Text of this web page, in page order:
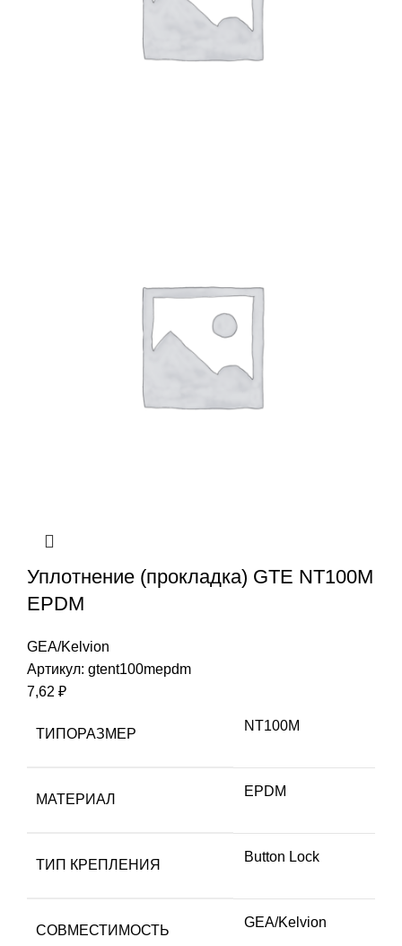
Уплотнение (прокладка) GTE NT100M
EPDM
GEA/Kelvion
Артикул: gtent100mepdm
7,62 ₽
ТИПОРАЗМЕР
NT100M
МАТЕРИАЛ
EPDM
ТИП КРЕПЛЕНИЯ
Button Lock
СОВМЕСТИМОСТЬ
GEA/Kelvion